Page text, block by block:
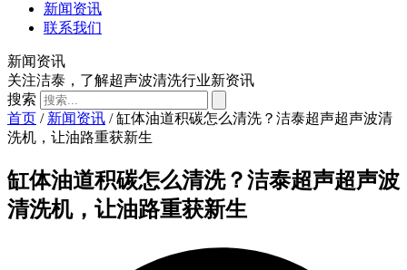
新闻资讯
联系我们
新闻资讯
关注洁泰，了解超声波清洗行业新资讯
搜索
首页 / 新闻资讯 / 缸体油道积碳怎么清洗？洁泰超声超声波清
洗机，让油路重获新生
缸体油道积碳怎么清洗？洁泰超声超声波
清洗机，让油路重获新生